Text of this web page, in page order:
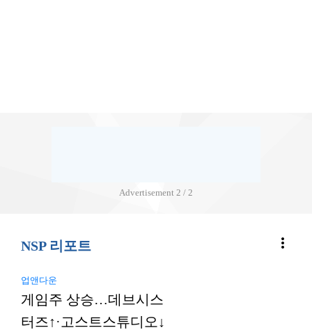
Advertisement 2 / 2
NSP 리포트 more_vert
업앤다운
게임주 상승…데브시스
터즈↑·고스트스튜디오↓